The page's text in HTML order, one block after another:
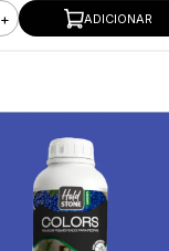
+ ADICIONAR